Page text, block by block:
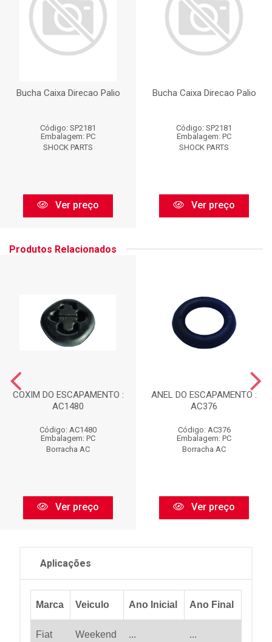
Bucha Caixa Direcao Palio
Código: SP2181
Embalagem: PC
SHOCK PARTS
Ver preço
Bucha Caixa Direcao Palio
Código: SP2181
Embalagem: PC
SHOCK PARTS
Ver preço
Produtos Relacionados
COXIM DO ESCAPAMENTO :
AC1480
Código: AC1480
Embalagem: PC
Borracha AC
Ver preço
ANEL DO ESCAPAMENTO :
AC376
Código: AC376
Embalagem: PC
Borracha AC
Ver preço
Aplicações
Marca Veiculo Ano Inicial Ano Final
Fiat Weekend ... ...